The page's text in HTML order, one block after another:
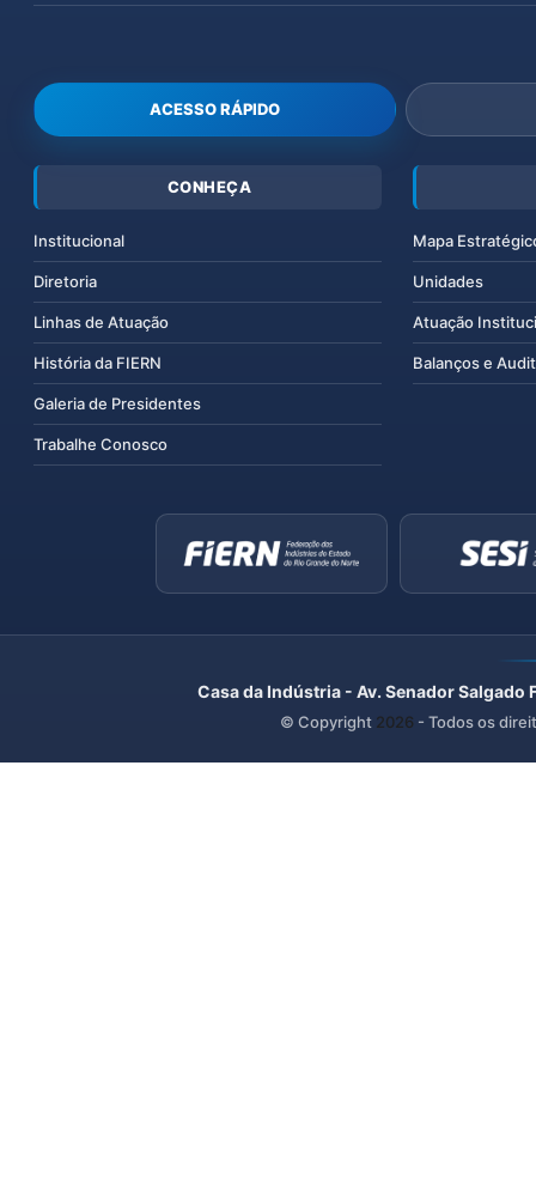
ACESSO RÁPIDO
CONHEÇA
Institucional
Diretoria
Linhas de Atuação
História da FIERN
Galeria de Presidentes
Trabalhe Conosco
Mapa
Unidades
Atuação
Balanços e
Casa da Indústria - Av. Senador
© Copyright 2026 - Todos os